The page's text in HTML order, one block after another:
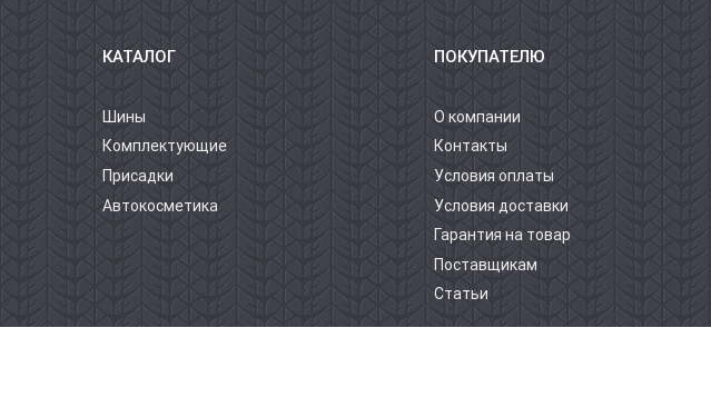
КАТАЛОГ
Шины
Комплектующие
Присадки
Автокосметика
ПОКУПАТЕЛЮ
О компании
Контакты
Условия оплаты
Условия доставки
Гарантия на товар
Поставщикам
Статьи